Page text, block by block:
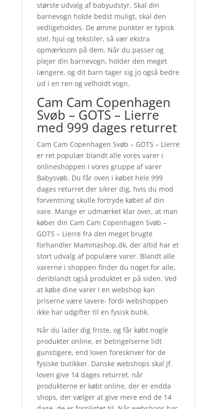
største udvalg af babyudstyr. Skal din
barnevogn holde bedst muligt, skal den
vedligeholdes. De ømme punkter er typisk
stel, hjul og tekstiler, så vær ekstra
opmærksom på dem. Når du passer og
plejer din barnevogn, holder den meget
længere, og dit barn tager sig jo også bedre
ud i en ren og velholdt vogn.
Cam Cam Copenhagen
Svøb – GOTS – Lierre
med 999 dages returret
Cam Cam Copenhagen Svøb – GOTS – Lierre
er ret populær blandt alle vores varer i
onlineshoppen i vores gruppe af varer
Babysvøb. Du får oven i købet hele 999
dages returret der sikrer dig, hvis du mod
forventning skulle fortryde købet af din
vare. Mange er udmærket klar over, at man
køber din Cam Cam Copenhagen Svøb –
GOTS – Lierre fra den meget brugte
forhandler Mammashop.dk, der altid har et
stort udvalg af populære varer. Blandt alle
varerne i shoppen finder du noget for alle,
deriblandt også produktet er på siden. Ved
at købe dine varer i en webshop kan
priserne være lavere- fordi webshoppen
ikke har udgifter til en fysisk butik.
Når du lader dig friste, og får købt nogle
produkter online, er betingelserne lidt
gunstigere, end loven foreskriver for de
fysiske butikker. Danske webshops skal jf.
loven give 14 dages returret. når
produkterne er købt online, der er endda
shops, der vælger at give mere end de 14